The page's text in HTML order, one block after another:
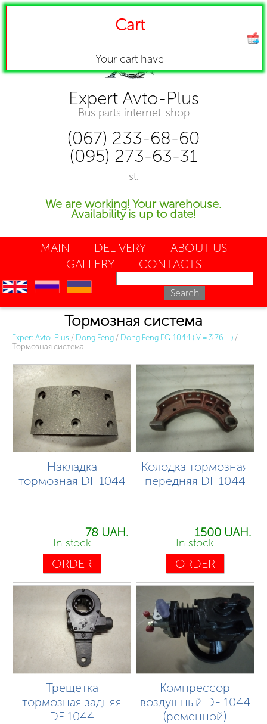
Expert Avto-Plus
Bus parts internet-shop
(067) 233-68-60
(095) 273-63-31
st.
We are working! Your warehouse.
Availability is up to date!
MAIN DELIVERY
ABOUT US
GALLERY
CONTACTS
en ru uk
Тормозная система
Expert Avto-Plus / Dong Feng / Dong Feng EQ 1044 ( V = 3.76 L ) /
Тормозная система
Накладка
тормозная DF 1044
78 UAH.
In stock
ORDER
Колодка тормозная
передняя DF 1044
1500 UAH.
In stock
ORDER
Трещетка
тормозная задняя
DF 1044
Компрессор
воздушный DF 1044
(ременной)
Cart
Your cart have